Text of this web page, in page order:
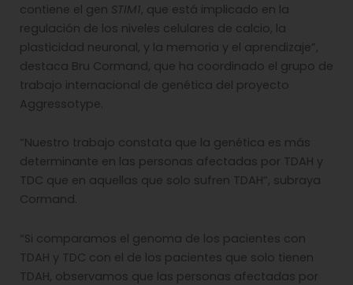
contiene el gen STIM1, que está implicado en la
regulación de los niveles celulares de calcio, la
plasticidad neuronal, y la memoria y el aprendizaje”,
destaca Bru Cormand, que ha coordinado el grupo de
trabajo internacional de genética del proyecto
Aggressotype.
“Nuestro trabajo constata que la genética es más
determinante en las personas afectadas por TDAH y
TDC que en aquellas que solo sufren TDAH”, subraya
Cormand.
“Si comparamos el genoma de los pacientes con
TDAH y TDC con el de los pacientes que solo tienen
TDAH, observamos que las personas afectadas por